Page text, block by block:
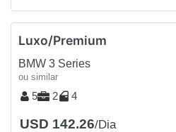
Luxo/Premium
BMW 3 Series
ou similar
5 2 4
USD 142.26/Dia